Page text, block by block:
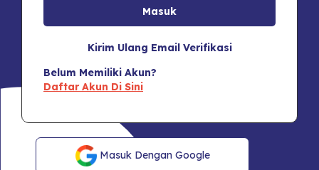
Kirim Ulang Email Verifikasi
Belum Memiliki Akun?
Daftar Akun Di Sini
Masuk Dengan Google